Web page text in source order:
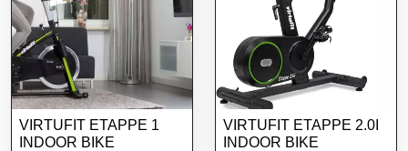
VIRTUFIT ETAPPE 1
INDOOR BIKE
VIRTUFIT ETAPPE 2.0I
INDOOR BIKE